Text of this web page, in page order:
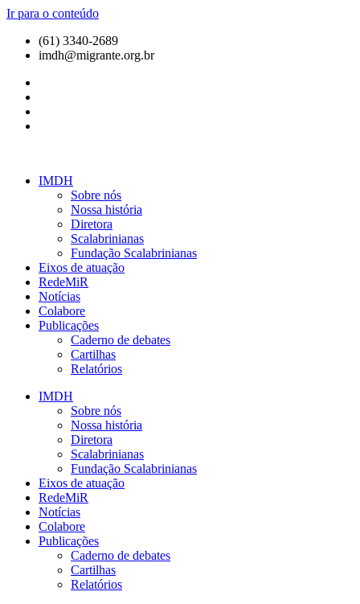
Ir para o conteúdo
(61) 3340-2689
imdh@migrante.org.br
IMDH
Sobre nós
Nossa história
Diretora
Scalabrinianas​
Fundação Scalabrinianas​
Eixos de atuação
RedeMiR
Notícias​
Colabore
Publicações
Caderno de debates
Cartilhas
Relatórios
IMDH
Sobre nós
Nossa história
Diretora
Scalabrinianas​
Fundação Scalabrinianas​
Eixos de atuação
RedeMiR
Notícias​
Colabore
Publicações
Caderno de debates
Cartilhas
Relatórios